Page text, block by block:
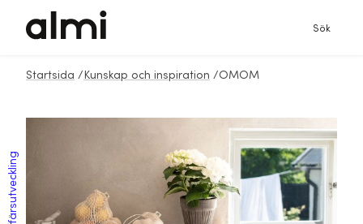
Sök
Startsida / Kunskap och inspiration /OMOM
Affärsutveckling